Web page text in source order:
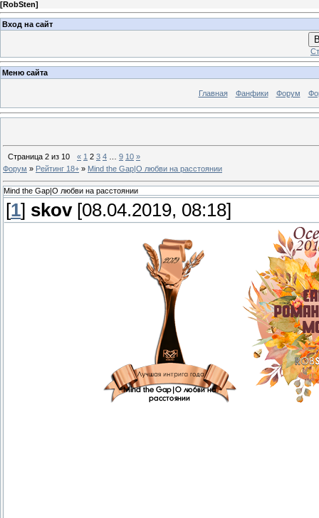
[RobSten]
Вход на сайт
Меню сайта
Главная Фанфики Форум
Страница 2 из 10 « 1 2 3 4 9 10 »
Форум » Рейтинг 18+ » Mind the Gap|О любви на расстоянии
Mind the Gap|О любви на расстоянии
[1] skov[08.04.2019, 08:18]